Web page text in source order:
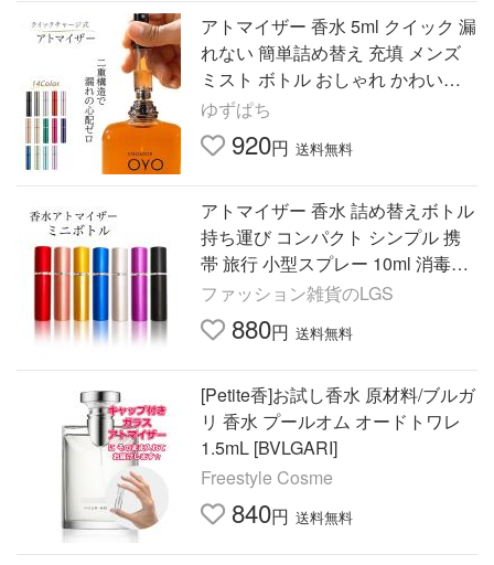
アトマイザー 香水 5ml クイック 漏
れない 簡単詰め替え 充填 メンズ
ミスト ボトル おしゃれ かわいい
アルコール 液漏れしない
ゆずぱち
920円 送料無料
アトマイザー 香水 詰め替えボトル
持ち運び コンパクト シンプル 携
帯 旅行 小型スプレー 10ml 消毒液
化粧水持ち運び
ファッション雑貨のLGS
880円 送料無料
[Petite香]お試し香水 原材料/ブルガ
リ 香水 プールオム オードトワレ
1.5mL [BVLGARI]
Freestyle Cosme
840円 送料無料